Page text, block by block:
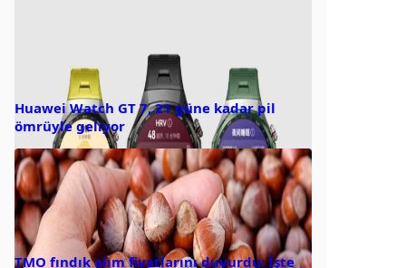
Huawei Watch GT 7, 21 güne kadar pil
ömrüyle geliyor
TMO fındık alım fiyatlarını duyurdu: İşte